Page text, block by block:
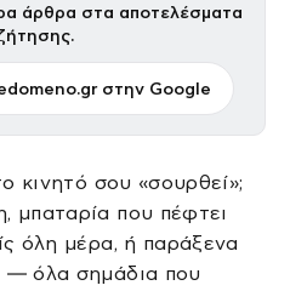
άρθρα στα αποτελέσματα
στην Google
κινητό σου «σουρθεί»;
μπαταρία που πέφτει
όλη μέρα, ή παράξενα
— όλα σημάδια που